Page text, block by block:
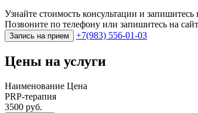
Узнайте стоимость консультации и
Позвоните по телефону или запишитесь на
Запись на прием +7(983) 556-01-03
Цены на услуги
Наименование Цена
PRP-терапия
3500 руб.